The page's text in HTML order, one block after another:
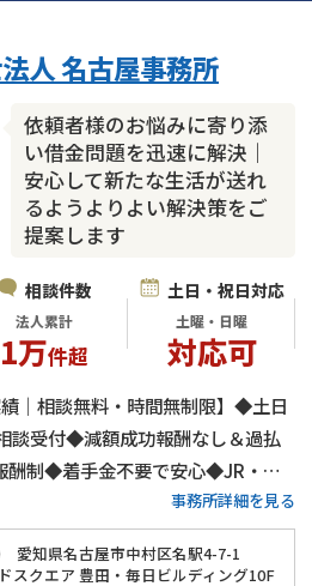
住宅ローン
消費者金融・サラ金
闇金 奨学金
依頼者様のお悩みに寄り添
い借金問題を迅速に解決｜
安心して新たな生活が送れ
るようよりよい解決策をご
提案します
人 名古屋事務所
相談件数
法人累計
1万件超
土日・祝日対応
土曜・日曜
対応可
績｜相談無料・時間無制限】◆土日
談受付◆減額成功報酬なし＆過払
酬制◆着手金不要で安心◆JR・近
3分◆借金の時効（消滅時効・時効
相談室でプライバシーを確保◆借
！≪事前予約でオンライン相談も可
事務所詳細を見る
愛知県名古屋市中村区名駅4-7-1
スクエア 豊田・毎日ビルディング10F